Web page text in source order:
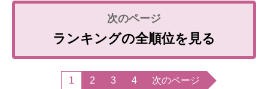
ランキングの全順位を見る
1 2 3 4 次のページ